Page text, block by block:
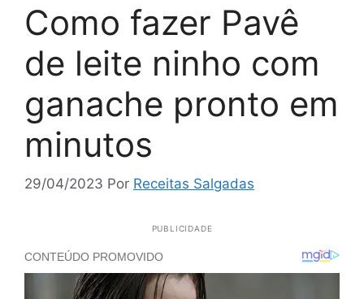
Como fazer Pavê
de leite ninho com
ganache pronto em
minutos
29/04/2023 Por Receitas Salgadas
PUBLICIDADE